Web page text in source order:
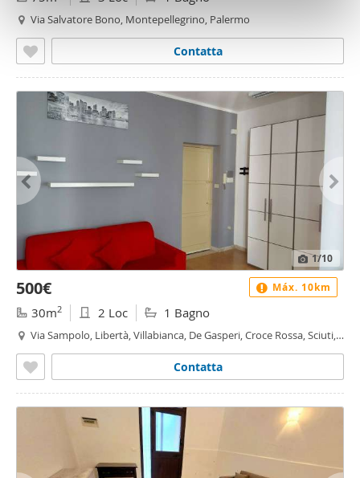
con altre informazioni che ha fornito loro o che hanno
raccolto dal suo utilizzo dei loro servizi.
Via Salvatore Bono, Montepellegrino, Palermo
Contatta
1/10
500€
30m2 2 Loc 1 Bagno
Via Sampolo, Libertà, Villabianca, De Gasperi, Croce Rossa, Sciuti,
Contatta
Máx. 10km